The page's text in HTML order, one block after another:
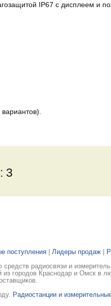
IP67 с дисплеем и
3
поступления Лидеры продаж
радиосвязи и
городов Краснодар и Омск в
Радиостанции и